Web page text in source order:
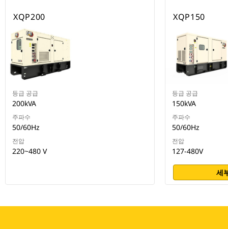
XQP200
등급 공급
200kVA
주파수
50/60Hz
전압
220~480 V
XQP150
등급 공급
150kVA
주파수
50/60Hz
전압
127-480V
세